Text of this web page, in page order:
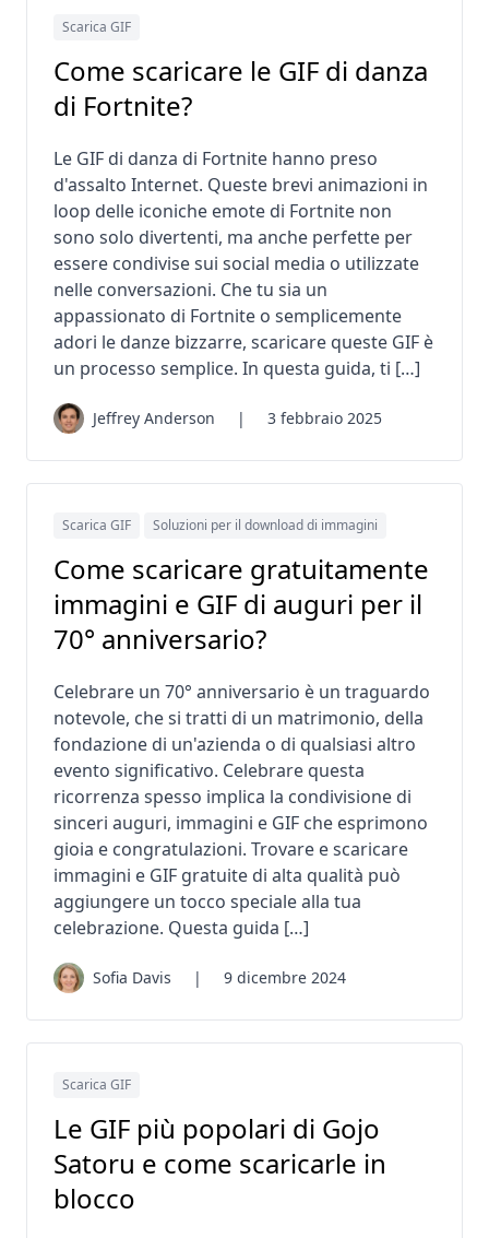
Scarica GIF
Come scaricare le GIF di danza
di Fortnite?
Le GIF di danza di Fortnite hanno preso
d'assalto Internet. Queste brevi animazioni in
loop delle iconiche emote di Fortnite non
sono solo divertenti, ma anche perfette per
essere condivise sui social media o utilizzate
nelle conversazioni. Che tu sia un
appassionato di Fortnite o semplicemente
adori le danze bizzarre, scaricare queste GIF è
un processo semplice. In questa guida, ti […]
Jeffrey Anderson | 3 febbraio 2025
Scarica GIF Soluzioni per il download di immagini
Come scaricare gratuitamente
immagini e GIF di auguri per il
70° anniversario?
Celebrare un 70° anniversario è un traguardo
notevole, che si tratti di un matrimonio, della
fondazione di un'azienda o di qualsiasi altro
evento significativo. Celebrare questa
ricorrenza spesso implica la condivisione di
sinceri auguri, immagini e GIF che esprimono
gioia e congratulazioni. Trovare e scaricare
immagini e GIF gratuite di alta qualità può
aggiungere un tocco speciale alla tua
celebrazione. Questa guida […]
Sofia Davis | 9 dicembre 2024
Scarica GIF
Le GIF più popolari di Gojo
Satoru e come scaricarle in
blocco